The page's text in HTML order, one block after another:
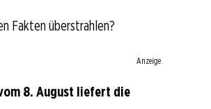
Fakten überstrahlen?
Anzeige
8. August liefert die